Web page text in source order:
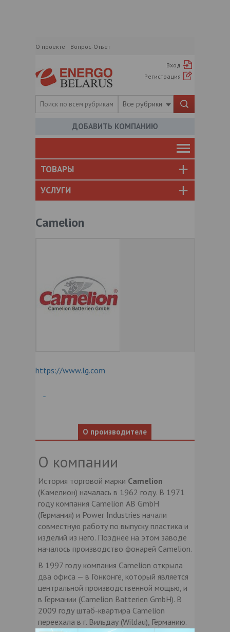
О проекте Вопрос-Ответ
Вход
Регистрация
Все рубрики
ДОБАВИТЬ КОМПАНИЮ
ТОВАРЫ
УСЛУГИ
Camelion
https://www.lg.com
О производителе
О компании
История торговой марки Camelion
(Камелион) началась в 1962 году. В 1971
году компания Camelion АB GmbH
(Германия) и Power Industries начали
совместную работу по выпуску пластика и
изделий из него. Позднее на этом заводе
началось производство фонарей Camelion.
В 1997 году компания Camelion открыла
два офиса — в Гонконге, который является
центральной производственной мощью, и
в Германии (Camelion Batterien GmbH). В
2009 году штаб-квартира Camelion
переехала в г. Вильдау (Wildau), Германию.